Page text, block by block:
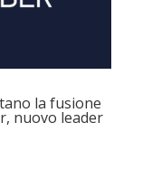
la fusione
nuovo leader